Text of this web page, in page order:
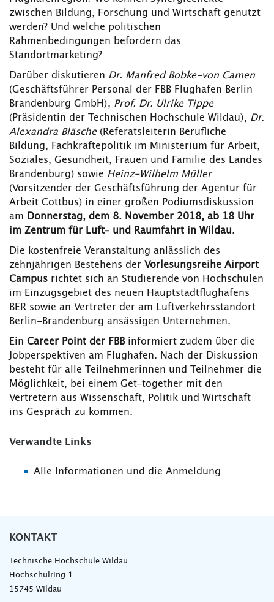
zwischen Bildung, Forschung und Wirtschaft genutzt
werden? Und welche politischen
Rahmenbedingungen befördern das
Standortmarketing?
Darüber diskutieren Dr. Manfred Bobke-von Camen
(Geschäftsführer Personal der FBB Flughafen Berlin
Brandenburg GmbH), Prof. Dr. Ulrike Tippe
(Präsidentin der Technischen Hochschule Wildau), Dr.
Alexandra Bläsche(Referatsleiterin Berufliche
Bildung, Fachkräftepolitik im Ministerium für Arbeit,
Soziales, Gesundheit, Frauen und Familie des Landes
Brandenburg) sowie Heinz-Wilhelm Müller
(Vorsitzender der Geschäftsführung der Agentur für
Arbeit Cottbus) in einer großen Podiumsdiskussion
am Donnerstag, dem 8. November 2018, ab 18 Uhr
im Zentrum für Luft- und Raumfahrt in Wildau.
Die kostenfreie Veranstaltung anlässlich des
zehnjährigen Bestehens der Vorlesungsreihe Airport
Campus richtet sich an Studierende von Hochschulen
im Einzugsgebiet des neuen Hauptstadtflughafens
BER sowie an Vertreter der am Luftverkehrsstandort
Berlin-Brandenburg ansässigen Unternehmen.
Ein Career Point der FBBinformiert zudem über die
Jobperspektiven am Flughafen. Nach der Diskussion
besteht für alle Teilnehmerinnen und Teilnehmer die
Möglichkeit, bei einem Get-together mit den
Vertretern aus Wissenschaft, Politik und Wirtschaft
ins Gespräch zu kommen.
Verwandte Links
Alle Informationen und die Anmeldung
KONTAKT
Technische Hochschule Wildau
Hochschulring 1
15745 Wildau